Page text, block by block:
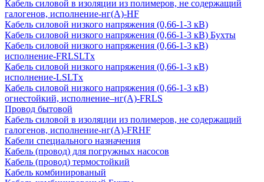
Кабель силовой в изоляции из полимеров, не содержащий
галогенов, исполнение-нг(А)-HF
Кабель силовой низкого напряжения (0,66-1-3 кВ)
Кабель силовой низкого напряжения (0,66-1-3 кВ) Бухты
Кабель силовой низкого напряжения (0,66-1-3 кВ)
исполнение-FRLSLTx
Кабель силовой низкого напряжения (0,66-1-3 кВ)
исполнение-LSLTx
Кабель силовой низкого напряжения (0,66-1-3 кВ)
огнестойкий, исполнение–нг(А)-FRLS
Провод бытовой
Кабель силовой в изоляции из полимеров, не содержащий
галогенов, исполнение-нг(А)-FRHF
Кабели специального назначения
Кабель (провод) для погружных насосов
Кабель (провод) термостойкий
Кабель комбинированый